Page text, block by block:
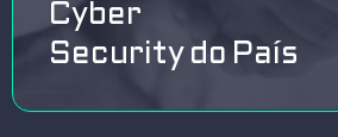
Cyber
Security do País